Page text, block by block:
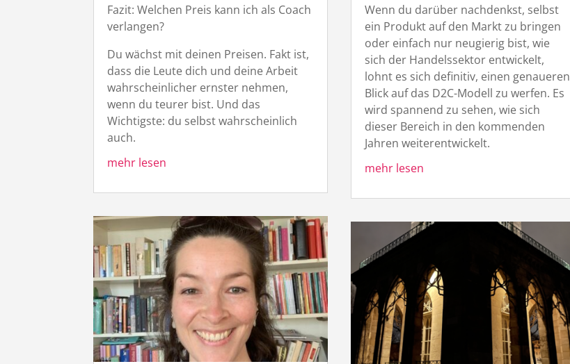
Fazit: Welchen Preis kann ich als Coach
verlangen?
Du wächst mit deinen Preisen. Fakt ist,
dass die Leute dich und deine Arbeit
wahrscheinlicher ernster nehmen,
wenn du teurer bist. Und das
Wichtigste: du selbst wahrscheinlich
auch.
mehr lesen
Wenn du darüber nachdenkst, selbst
ein Produkt auf den Markt zu bringen
oder einfach nur neugierig bist, wie
sich der Handelssektor entwickelt,
lohnt es sich definitiv, einen genaueren
Blick auf das D2C-Modell zu werfen. Es
wird spannend zu sehen, wie sich
dieser Bereich in den kommenden
Jahren weiterentwickelt.
mehr lesen